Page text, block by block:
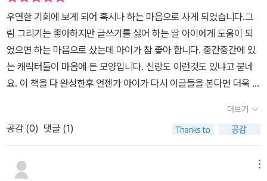
우연한 기회에 보게 되어 혹시나 하는 마음으로 사게 되었습니다.그
림 그리기는 좋아하지만 글쓰기를 싫어 하는 딸 아이에게 도움이 되
었으면 하는 마음으로 샀는데 아이가 참 좋아 합니다. 중간중간에 있
는 캐릭터들이 마음에 든 모양입니다. 신랑도 이런것도 있냐고 묻네
요. 이 책을 다 완성한후 언젠가 아이가 다시 이글들을 본다면 더욱 좋
더보기
공감 (0) 댓글 (1)